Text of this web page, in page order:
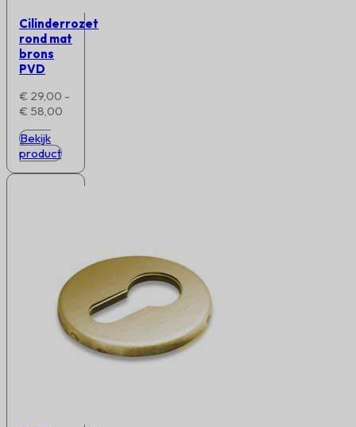
Cilinderrozet
rond mat
brons
PVD
€ 29,00 -
€ 58,00
Bekijk
product